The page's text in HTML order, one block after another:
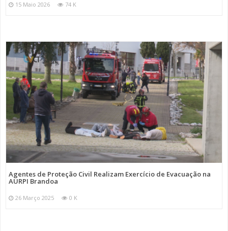
15 Maio 2026 74 K
Agentes de Proteção Civil Realizam Exercício de Evacuação na
AURPI Brandoa
26 Março 2025 0 K